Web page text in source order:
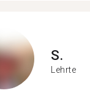
S.
Lehrte